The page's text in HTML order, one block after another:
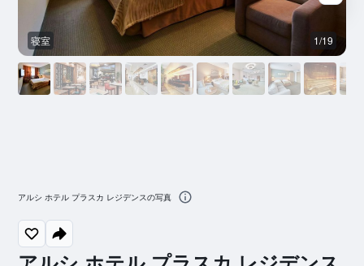
寝室 1/19
アルシ ホテル プラスカ レジデンスの写真